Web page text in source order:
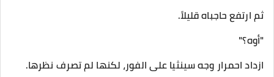
ثم ارتفع حاجباه قليلاً.
"أوه؟"
ازداد احمرار وجه سينثيا على الفور، لكنها لم تصرف نظرها.